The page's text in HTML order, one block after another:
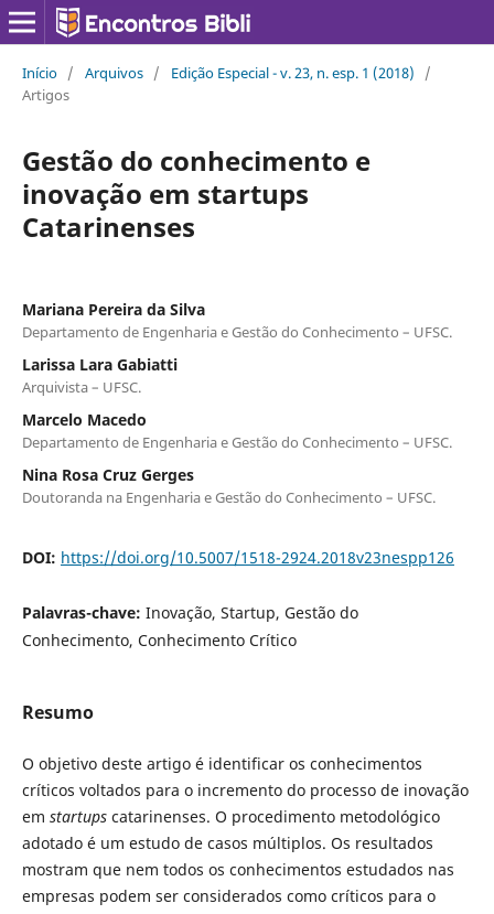
Início / Arquivos / Edição Especial - v. 23, n. esp. 1 (2018)
/
Artigos
Gestão do conhecimento e
inovação em startups
Catarinenses
Mariana Pereira da Silva
Departamento de Engenharia e Gestão do Conhecimento – UFSC.
Larissa Lara Gabiatti
Arquivista – UFSC.
Marcelo Macedo
Departamento de Engenharia e Gestão do Conhecimento – UFSC.
Nina Rosa Cruz Gerges
Doutoranda na Engenharia e Gestão do Conhecimento – UFSC.
DOI: https://doi.org/10.5007/1518-2924.2018v23nespp126
Palavras-chave: Inovação, Startup, Gestão do
Conhecimento, Conhecimento Crítico
Resumo
O objetivo deste artigo é identificar os conhecimentos
críticos voltados para o incremento do processo de inovação
em startupscatarinenses. O procedimento metodológico
adotado é um estudo de casos múltiplos. Os resultados
mostram que nem todos os conhecimentos estudados nas
empresas podem ser considerados como críticos para o